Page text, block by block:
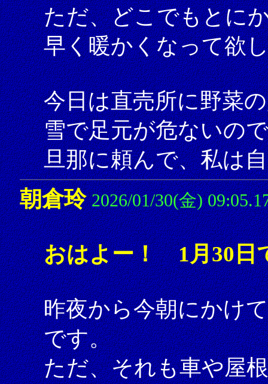
ただ、どこでもとに
早く暖かくなって欲
今日は直売所に野菜
雪で足元が危ないので
旦那に頼んで、私は
朝倉玲 2026/01/30(金)
おはよー！ 1月30日
昨夜から今朝にかけ
です。
ただ、それも車や屋